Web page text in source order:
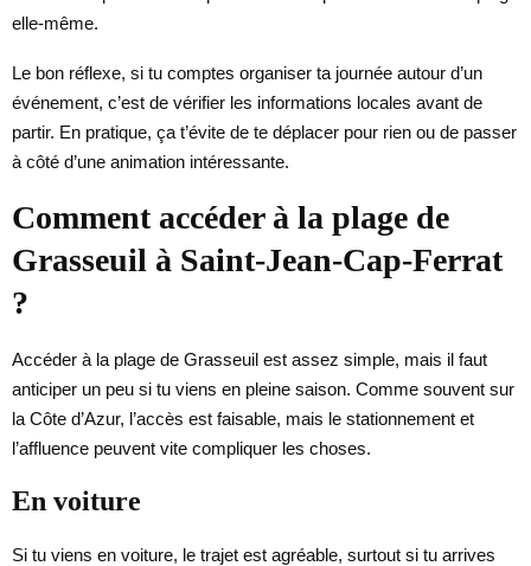
elle-même.
Le bon réflexe, si tu comptes organiser ta journée autour d’un
événement, c’est de vérifier les informations locales avant de
partir. En pratique, ça t’évite de te déplacer pour rien ou de passer
à côté d’une animation intéressante.
Comment accéder à la plage de
Grasseuil à Saint-Jean-Cap-Ferrat
?
Accéder à la plage de Grasseuil est assez simple, mais il faut
anticiper un peu si tu viens en pleine saison. Comme souvent sur
la Côte d’Azur, l’accès est faisable, mais le stationnement et
l’affluence peuvent vite compliquer les choses.
En voiture
Si tu viens en voiture, le trajet est agréable, surtout si tu arrives